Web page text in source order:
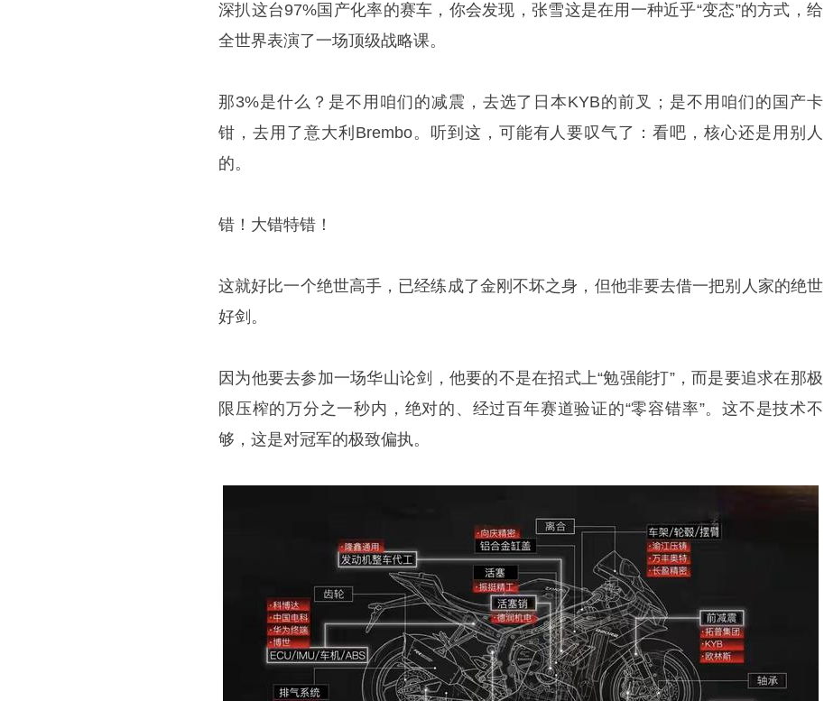
深扒这台97%国产化率的赛车，你会发现，张雪这是在用一种近乎“变态”的方式，给
全世界表演了一场顶级战略课。
那3%是什么？是不用咱们的减震，去选了日本KYB的前叉；是不用咱们的国产卡
钳，去用了意大利 Brembo。听到这，可能有人要叹气了：看吧，核心还是用别人
的。
错！大错特错！
这就好比一个绝世高手，已经练成了金刚不坏之身，但他非要去借一把别人家的绝世
好剑。
因为他要去参加一场华山论剑，他要的不是在招式上“勉强能打”，而是要追求在那极
限压榨的万分之一秒内，绝对的、经过百年赛道验证的“零容错率”。这不是技术不
够，这是对冠军的极致偏执。